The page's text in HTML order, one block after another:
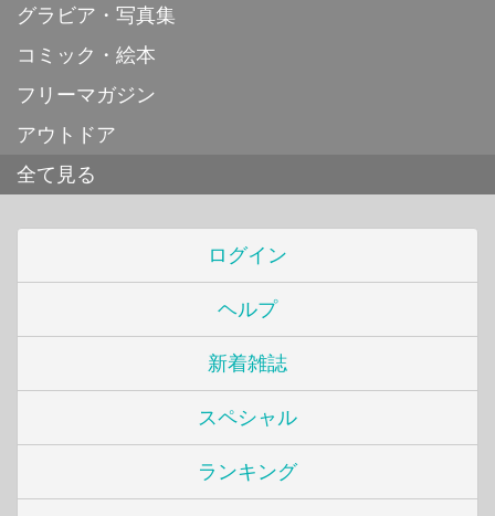
グラビア・写真集
コミック・絵本
フリーマガジン
アウトドア
全て見る
ログイン
ヘルプ
新着雑誌
スペシャル
ランキング